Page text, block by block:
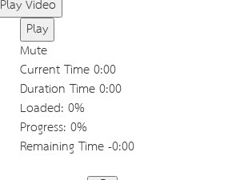
Play Video
Play
Mute
Current Time0:00
Duration Time0:00
Loaded: 0%
Progress: 0%
Remaining Time-0:00